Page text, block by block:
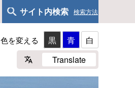
サイト内検索 検索方法
色を変える 黒 青
白
Translate